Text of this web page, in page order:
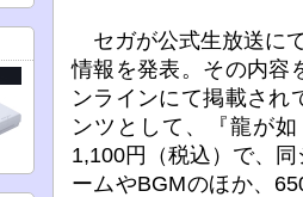
セガが公式生放送に
情報を発表。その内容
ンラインにて掲載され
ンツとして、『龍が
1,100円（税込）で、
ームやBGMのほか、